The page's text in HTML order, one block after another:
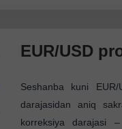
EUR/USD
Seshanba kuni
darajasidan aniq
korreksiya darajasi